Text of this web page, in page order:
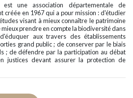
est une association départementale de
créée en 1967 qui a pour mission : d'étudier
visant à mieux connaître le patrimoine
prendre en compte la biodiversité dans
aux travers des établissements
grand public ; de conserver par le biais
; de défendre par la participation au débat
justices devant assurer la protection de